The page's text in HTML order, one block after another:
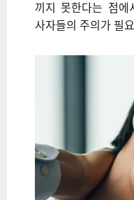
끼지 못한다는 점
사자들의 주의가 필